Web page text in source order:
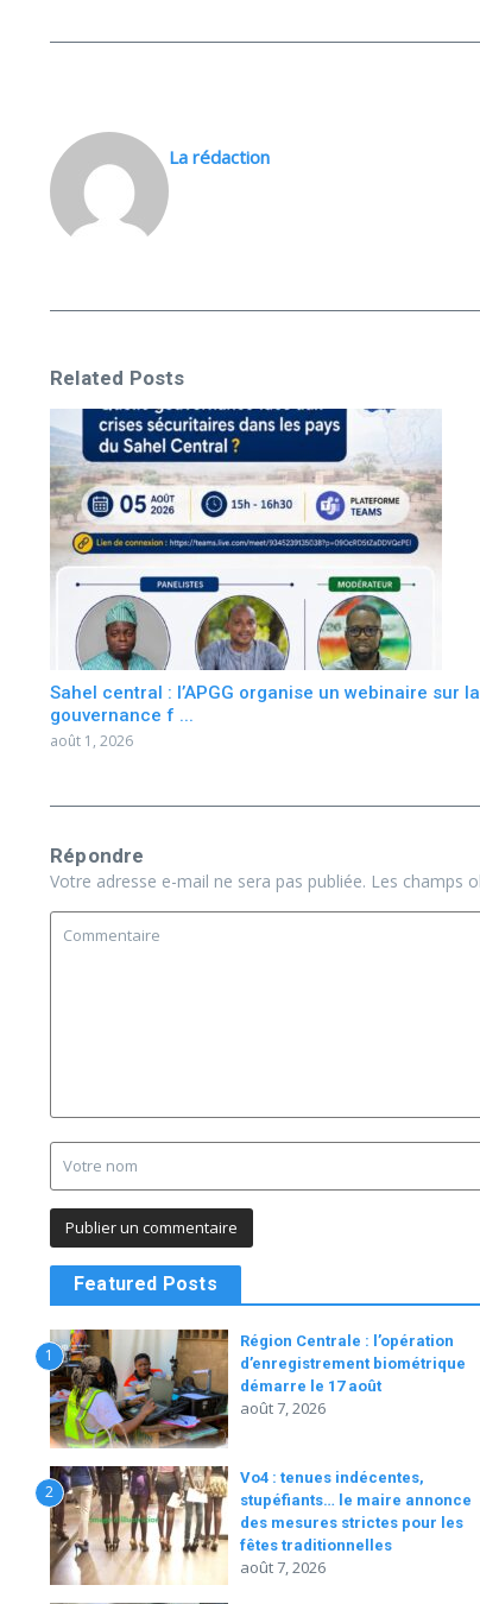
La rédaction
Related Posts
Sahel central : l’APGG organise un webinaire sur la
gouvernance f ...
août 1, 2026
Répondre
Votre adresse e-mail ne sera pas publiée. Les champs
Featured Posts
1
Région Centrale : l’opération
d’enregistrement biométrique
démarre le 17 août
août 7, 2026
2
Vo4 : tenues indécentes,
stupéfiants… le maire annonce
des mesures strictes pour les
fêtes traditionnelles
août 7, 2026